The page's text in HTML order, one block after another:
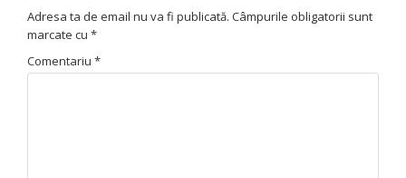
Adresa ta de email nu va fi publicată. Câmpurile obligatorii sunt
marcate cu *
Comentariu *